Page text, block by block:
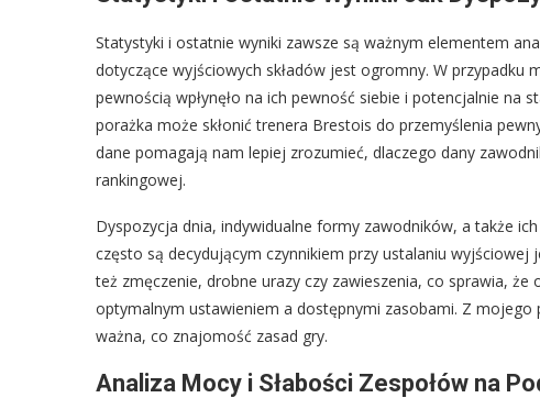
Statystyki i ostatnie wyniki zawsze są ważnym elementem
dotyczące wyjściowych składów jest ogromny. W przypadku
pewnością wpłynęło na ich pewność siebie i potencjalnie na
porażka może skłonić trenera Brestois do przemyślenia
dane pomagają nam lepiej zrozumieć, dlaczego dany
rankingowej.
Dyspozycja dnia, indywidualne formy zawodników, a także
często są decydującym czynnikiem przy ustalaniu
też zmęczenie, drobne urazy czy zawieszenia, co sprawia,
optymalnym ustawieniem a dostępnymi zasobami. Z
ważna, co znajomość zasad gry.
Analiza Mocy i Słabości Zespołów na